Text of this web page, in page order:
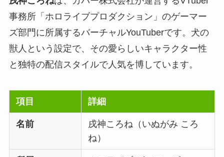
事務所「ホロライブプロダクション」のゲーマー
ズ部門に所属するバーチャルYouTuberです。犬の
獣人という設定で、その愛らしいキャラクター性
と独特の配信スタイルで人気を博しています。
項目 詳細
名前
戌神ころね（いぬがみ ころ
ね）